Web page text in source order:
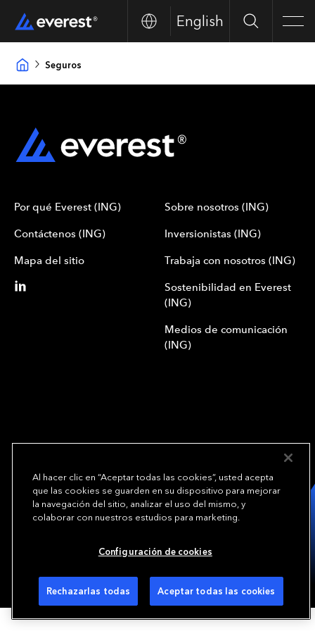
English Search
Seguros
Por qué Everest (ING)
Contáctenos (ING)
Mapa del sitio
Sobre nosotros (ING)
Inversionistas (ING)
Trabaja con nosotros (ING)
Sostenibilidad en Everest
(ING)
Medios de comunicación
(ING)
We underwrite
opportunity.
Copyright© 2024 Everest Group, Ltd. - Todos los derechos reservados
Preferencias de cookies
Al hacer clic en “Aceptar todas las cookies”, usted acepta
que las cookies se guarden en su dispositivo para mejorar
la navegación del sitio, analizar el uso del mismo, y
colaborar con nuestros estudios para marketing.
Configuración de cookies
Rechazarlas todas Aceptar todas las cookies